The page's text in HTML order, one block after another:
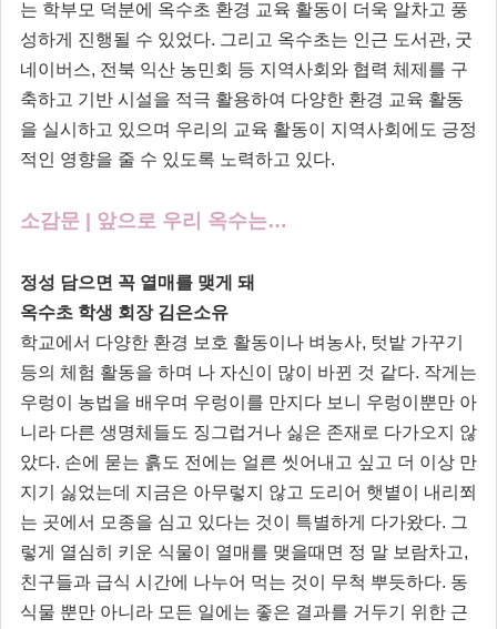
는 학부모 덕분에 옥수초 환경 교육 활동이 더욱 알차고 풍
성하게 진행될 수 있었다. 그리고 옥수초는 인근 도서관, 굿
네이버스, 전북 익산 농민회 등 지역사회와 협력 체제를 구
축하고 기반 시설을 적극 활용하여 다양한 환경 교육 활동
을 실시하고 있으며 우리의 교육 활동이 지역사회에도 긍정
적인 영향을 줄 수 있도록 노력하고 있다.
소감문 | 앞으로 우리 옥수는…
정성 담으면 꼭 열매를 맺게 돼
옥수초 학생 회장 김은소유
학교에서 다양한 환경 보호 활동이나 벼농사, 텃밭 가꾸기
등의 체험 활동을 하며 나 자신이 많이 바뀐 것 같다. 작게는
우렁이 농법을 배우며 우렁이를 만지다 보니 우렁이뿐만 아
니라 다른 생명체들도 징그럽거나 싫은 존재로 다가오지 않
았다. 손에 묻는 흙도 전에는 얼른 씻어내고 싶고 더 이상 만
지기 싫었는데 지금은 아무렇지 않고 도리어 햇볕이 내리쬐
는 곳에서 모종을 심고 있다는 것이 특별하게 다가왔다. 그
렇게 열심히 키운 식물이 열매를 맺을때면 정 말 보람차고,
친구들과 급식 시간에 나누어 먹는 것이 무척 뿌듯하다. 동
식물 뿐만 아니라 모든 일에는 좋은 결과를 거두기 위한 근